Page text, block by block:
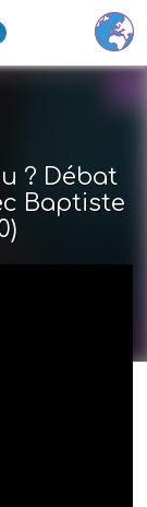
? Débat
Baptiste